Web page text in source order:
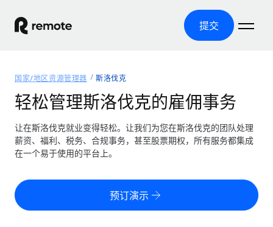
提交
产品
全球招聘
全球薪资管理
轻松运行合规薪资
零实体成本实现全球扩张
覆盖全球
美国各州浏览器
资源
工具与计算器
误分类风险计算工具
定价
国家/地区资源管理器 斯洛伐克
轻松管理斯洛伐克的雇佣事务
让在斯洛伐克就业变得轻松。让我们为您在斯洛伐克的团队处理
薪资、福利、税务、合规事务，甚至股票期权，所有服务都集成
在一个易于使用的平台上。
预订演示